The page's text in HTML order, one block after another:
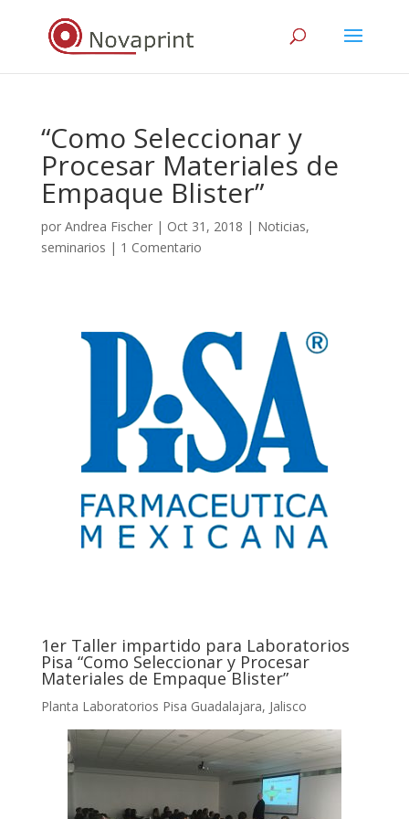
“Como Seleccionar y
Procesar Materiales de
Empaque Blister”
por Andrea Fischer| Oct 31, 2018 | Noticias,
seminarios | 1 Comentario
1er Taller impartido para Laboratorios
Pisa “Como Seleccionar y Procesar
Materiales de Empaque Blister”
Planta Laboratorios Pisa Guadalajara, Jalisco